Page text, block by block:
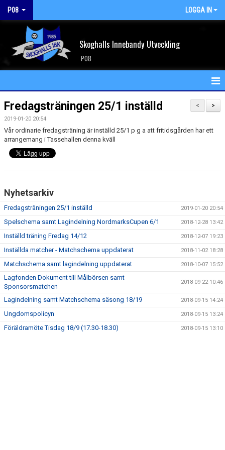
P08 LOGGA IN
Skoghalls Innebandy Utveckling
P08
HEM
NYHETER
KALENDER
TRUPPEN
BILDGALLERI
KONTAKT
>
<
Fredagsträningen 25/1 inställd
2019-01-20 20:54
Vår ordinarie fredagsträning är inställd 25/1 p g a att fritidsgården har ett
arrangemang i Tassehallen denna kväll
Nyhetsarkiv
Fredagsträningen 25/1 inställd 2019-01-20 20:54
Spelschema samt Lagindelning NordmarksCupen 6/1 2018-12-28 13:42
Inställd träning Fredag 14/12 2018-12-07 19:23
Inställda matcher - Matchschema uppdaterat 2018-11-02 18:28
Matchschema samt lagindelning uppdaterat 2018-10-07 15:52
Lagfonden Dokument till Målbörsen samt
Sponsorsmatchen
2018-09-22 10:46
Lagindelning samt Matchschema säsong 18/19 2018-09-15 14:24
Ungdomspolicyn 2018-09-15 13:24
Föräldramöte Tisdag 18/9 (17.30-18.30) 2018-09-15 13:10